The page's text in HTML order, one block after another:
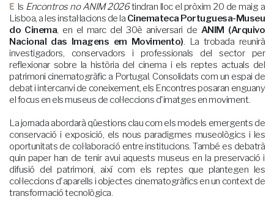
Els Encontros no ANIM 2026tindran lloc el pròxim 20 de maig a
Lisboa, a les instal·lacions de la Cinemateca Portuguesa-Museu
do Cinema, en el marc del 30è aniversari de ANIM (Arquivo
Nacional das Imagens em Movimento). La trobada reunirà
investigadors, conservadors i professionals del sector per
reflexionar sobre la història del cinema i els reptes actuals del
patrimoni cinematogràfic a Portugal. Consolidats com un espai de
debat i intercanvi de coneixement, els Encontres posaran enguany
el focus en els museus de col·leccions d'imatges en moviment.
La jornada abordarà qüestions clau com els models emergents de
conservació i exposició, els nous paradigmes museològics i les
oportunitats de col·laboració entre institucions. També es debatrà
quin paper han de tenir avui aquests museus en la preservació i
difusió del patrimoni, així com els reptes que plantegen les
col·leccions d'aparells i objectes cinematogràfics en un context de
transformació tecnològica.